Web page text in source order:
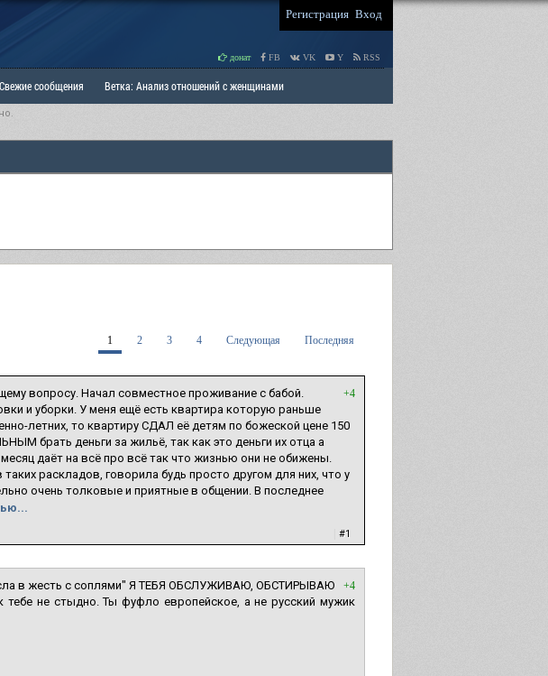
Регистрация Вход
донат FB VK Y RSS
Свежие сообщения Ветка: Анализ отношений с женщинами
1 2 3 4 Следующая Последняя
+4
вопросу. Начал совместное проживание с бабой.
и уборки. У меня ещё есть квартира которую раньше
летних, то квартиру СДАЛ её детям по божеской цене 150
брать деньги за жильё, так как это деньги их отца а
даёт на всё про всё так что жизнью они не обижены.
раскладов, говорила будь просто другом для них, что у
очень толковые и приятные в общении. В последнее
#1
+4
в жесть с соплями" Я ТЕБЯ ОБСЛУЖИВАЮ, ОБСТИРЫВАЮ
не стыдно. Ты фуфло европейское, а не русский мужик